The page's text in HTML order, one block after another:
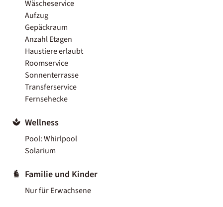
Wäscheservice
Aufzug
Gepäckraum
Anzahl Etagen
Haustiere erlaubt
Roomservice
Sonnenterrasse
Transferservice
Fernsehecke
Wellness
Pool: Whirlpool
Solarium
Familie und Kinder
Nur für Erwachsene